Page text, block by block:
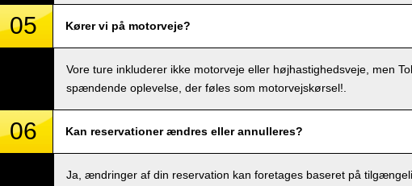
05 Kører vi på motorveje?
Vore ture inkluderer ikke motorveje eller højhastighedsveje, men
spændende oplevelse, der føles som motorvejskørsel!.
06 Kan reservationer ændres eller annulleres?
Ja, ændringer af din reservation kan foretages baseret på